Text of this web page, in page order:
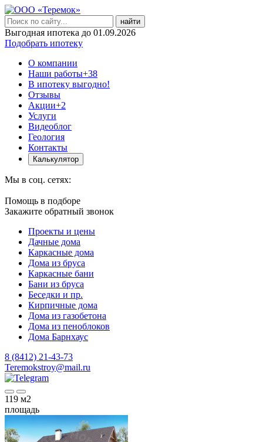
найти
Выгодная ипотека до 01.09.2026
Подобрать ипотеку
О компании
Наши работы+38
В ипотеку выгодно!
Отзывы
Акции+2
Услуги
Видеоблог
Геология
Контакты
Калькулятор
Мы в соц. сетях:
Помощь в подборе
Закажите обратный звонок
Проекты и цены
Дачные дома
Каркасные дома
Дома из бруса
Каркасные бани
Бани из бруса
Беседки и пр.
Кирпичные дома
Дома из газобетона
Дома из пеноблоков
Дома Барнхаус
8 (8412) 21-43-73
Teremokstroy@mail.ru
119 м2
площадь